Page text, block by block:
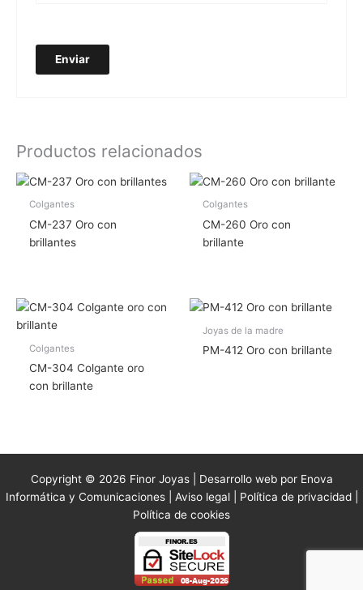
Productos relacionados
Colgantes
CM-237 Oro con
brillantes
Colgantes
CM-260 Oro con
brillante
Colgantes
CM-304 Colgante oro
con brillante
Joyas de la madre
PM-412 Oro con brillante
Copyright © 2026 Finor Joyas | Desarrollo web por Enova
Informática y Comunicaciones | Aviso legal| Política de privacidad|
Política de cookies